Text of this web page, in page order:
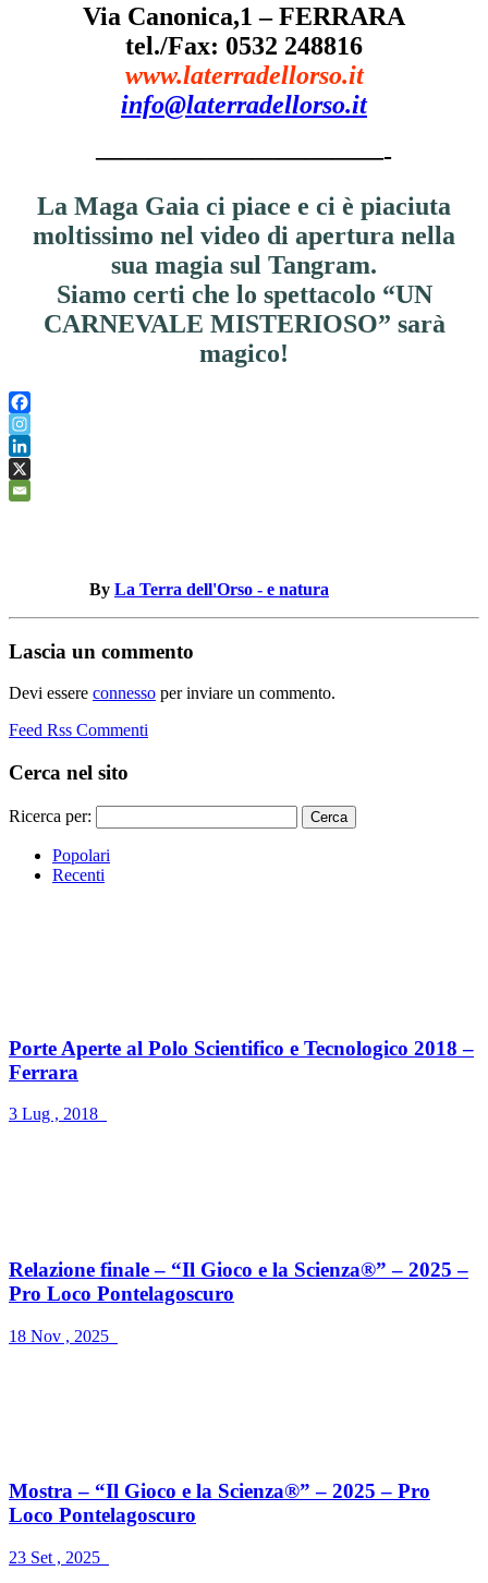
Via Canonica,1 – FERRARA
tel./Fax: 0532 248816
www.laterradellorso.it
info@laterradellorso.it
———————————-
La Maga Gaia ci piace e ci è piaciuta
moltissimo nel video di apertura nella
sua magia sul Tangram.
Siamo certi che lo spettacolo “UN
CARNEVALE MISTERIOSO” sarà
magico!
By La Terra dell'Orso - e natura
Lascia un commento
Devi essere connesso per inviare un commento.
Feed Rss Commenti
Cerca nel sito
Ricerca per:
Popolari
Recenti
Porte Aperte al Polo Scientifico e Tecnologico 2018 –
Ferrara
3 Lug , 2018
Relazione finale – “Il Gioco e la Scienza®” – 2025 –
Pro Loco Pontelagoscuro
18 Nov , 2025
Mostra – “Il Gioco e la Scienza®” – 2025 – Pro
Loco Pontelagoscuro
23 Set , 2025